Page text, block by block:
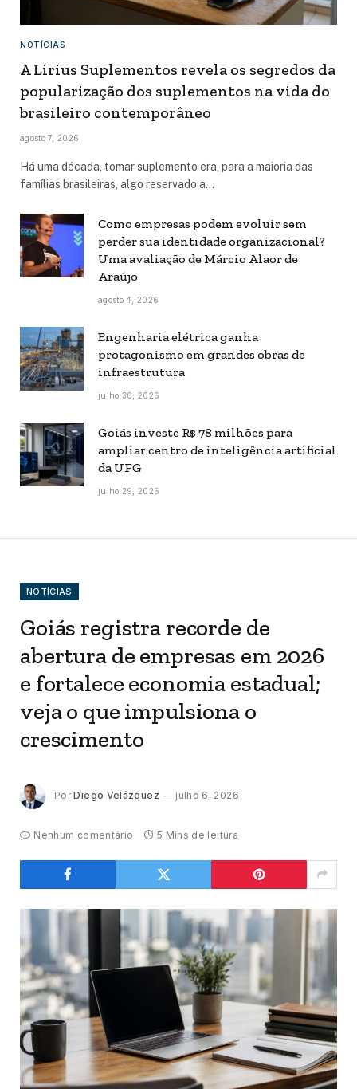
NOTÍCIAS
A Lirius Suplementos revela os segredos da
popularização dos suplementos na vida do
brasileiro contemporâneo
agosto 7, 2026
Há uma década, tomar suplemento era, para a maioria das
famílias brasileiras, algo reservado a…
Como empresas podem evoluir sem
perder sua identidade organizacional?
Uma avaliação de Márcio Alaor de
Araújo
agosto 4, 2026
Engenharia elétrica ganha
protagonismo em grandes obras de
infraestrutura
julho 30, 2026
Goiás investe R$ 78 milhões para
ampliar centro de inteligência artificial
da UFG
julho 29, 2026
NOTÍCIAS
Goiás registra recorde de
abertura de empresas em 2026
e fortalece economia estadual;
veja o que impulsiona o
crescimento
Por Diego Velázquez julho 6, 2026
Nenhum comentário 5 Mins de leitura